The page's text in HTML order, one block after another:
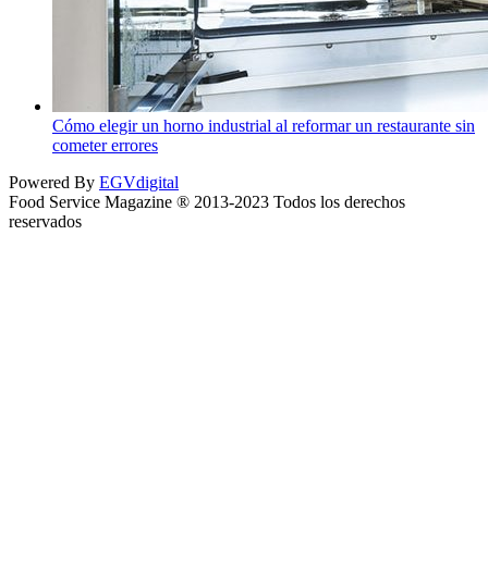
Cómo elegir un horno industrial al reformar un restaurante sin
cometer errores
Powered By EGVdigital
Food Service Magazine ® 2013-2023 Todos los derechos
reservados